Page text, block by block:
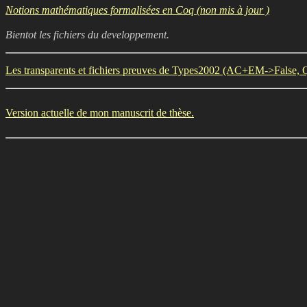
Notions mathématiques formalisées en Coq (non mis à jour )
Bientot les fichiers du developpement.
Les transparents et fichiers preuves de Types2002 (AC+EM->False,
Version actuelle de mon manuscrit de thèse.